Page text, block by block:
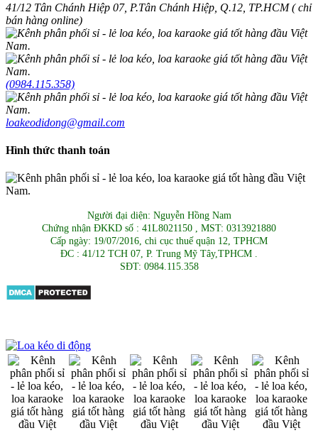
41/12 Tân Chánh Hiệp 07, P.Tân Chánh Hiệp, Q.12, TP.HCM ( chỉ
bán hàng online)
(0984.115.358)
loakeodidong@gmail.com
Hình thức thanh toán
Người đại diện: Nguyễn Hồng Nam
Chứng nhận ĐKKD số : 41L8021150 , MST: 0313921880
Cấp ngày: 19/07/2016, chi cục thuế quận 12, TPHCM
ĐC : 41/12 TCH 07, P. Trung Mỹ Tây,TPHCM .
SĐT: 0984.115.358